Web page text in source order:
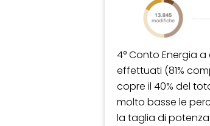
4° Conto Energia
effettuati (81%
copre il 40% del
molto basse le
la taglia di potenza